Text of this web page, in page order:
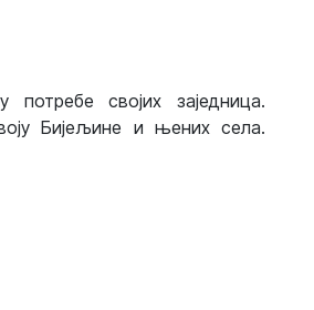
потребе својих заједница.
Бијељине и њених села.